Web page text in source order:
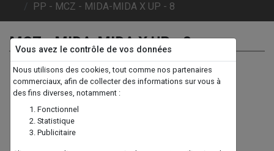
Vous avez le contrôle de vos données
Nous utilisons des cookies, tout comme nos partenaires
commerciaux, afin de collecter des informations sur vous à
des fins diverses, notamment :
Fonctionnel
Statistique
Publicitaire
PP - MCZ - MIDA-MIDA X UP - 8
MCZ - MIDA-MIDA X UP - 8